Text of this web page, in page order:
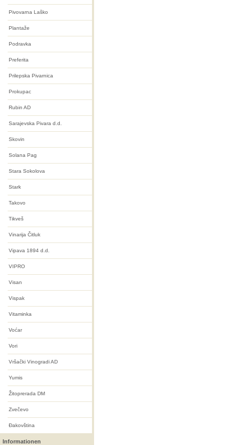
Pivovarna Laško
Plantaže
Podravka
Preferita
Prilepska Pivarnica
Prokupac
Rubin AD
Sarajevska Pivara d.d.
Skovin
Solana Pag
Stara Sokolova
Stark
Takovo
Tikveš
Vinarija Čitluk
Vipava 1894 d.d.
VIPRO
Visan
Vispak
Vitaminka
Voćar
Vori
Vršački Vinogradi AD
Yumis
Žitoprerada DM
Zvečevo
Ðakovština
Informationen